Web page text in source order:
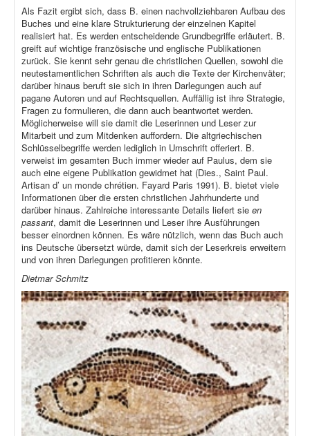
Als Fazit ergibt sich, dass B. einen nachvollziehbaren Aufbau des
Buches und eine klare Strukturierung der einzelnen Kapitel
realisiert hat. Es werden entscheidende Grundbegriffe erläutert. B.
greift auf wichtige französische und englische Publikationen
zurück. Sie kennt sehr genau die christlichen Quellen, sowohl die
neutestamentlichen Schriften als auch die Texte der Kirchenväter;
darüber hinaus beruft sie sich in ihren Darlegungen auch auf
pagane Autoren und auf Rechtsquellen. Auffällig ist ihre Strategie,
Fragen zu formulieren, die dann auch beantwortet werden.
Möglicherweise will sie damit die Leserinnen und Leser zur
Mitarbeit und zum Mitdenken auffordern. Die altgriechischen
Schlüsselbegriffe werden lediglich in Umschrift offeriert. B.
verweist im gesamten Buch immer wieder auf Paulus, dem sie
auch eine eigene Publikation gewidmet hat (Dies., Saint Paul.
Artisan d’ un monde chrétien. Fayard Paris 1991). B. bietet viele
Informationen über die ersten christlichen Jahrhunderte und
darüber hinaus. Zahlreiche interessante Details liefert sie en
passant, damit die Leserinnen und Leser ihre Ausführungen
besser einordnen können. Es wäre nützlich, wenn das Buch auch
ins Deutsche übersetzt würde, damit sich der Leserkreis erweitern
und von ihren Darlegungen profitieren könnte.
Dietmar Schmitz